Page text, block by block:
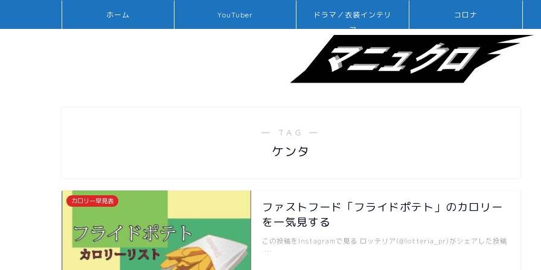
ホーム YouTuber
ドラマ／衣装インテリ
ア
コロナ
― TAG ―
ケンタ
カロリー早見表
ファストフード「フライドポテト」のカロリー
を一気見する
この投稿をInstagramで見る ロッテリア(@lotteria_pr)がシェアした投稿
…